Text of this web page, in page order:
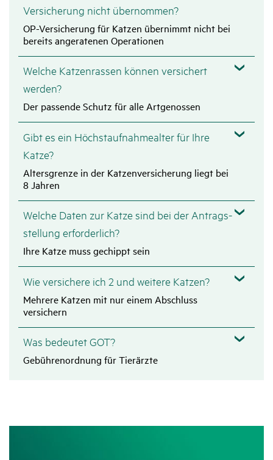
Versi­che­rung nicht über­nommen?
OP-Versicherung für Katzen übernimmt nicht bei
bereits angeratenen Operationen
Welche Katzen­rassen können versi­chert
werden?
Der passende Schutz für alle Artgenossen
Gibt es ein Höchst­auf­nah­me­alter für Ihre
Katze?
Altersgrenze in der Katzenversicherung liegt bei
8 Jahren
Welche Daten zur Katze sind bei der Antrags­
stel­lung erfor­der­lich?
Ihre Katze muss gechippt sein
Wie versi­chere ich 2 und weitere Katzen?
Mehrere Katzen mit nur einem Abschluss
versichern
Was bedeutet GOT?
Gebührenordnung für Tierärzte